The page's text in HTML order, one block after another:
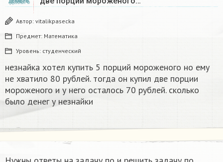
Автор: vitalikpasecka
Предмет: Математика
Уровень: студенческий
незнайка хотел купить 5 порций мороженого но ему
не хватило 80 рублей. тогда он купил две порции
мороженого и у него осталось 70 рублей. сколько
было денег у незнайки